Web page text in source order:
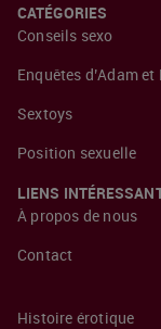
CATÉGORIES
Conseils sexo
Enquêtes d’Adam et
Sextoys
Position sexuelle
LIENS
À propos de nous
Contact
Histoire érotique